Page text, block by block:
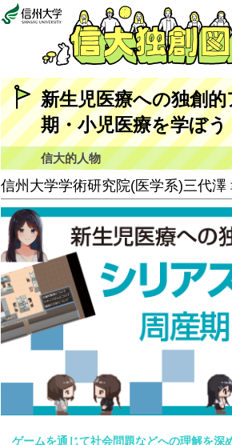
新生児医療への独創
期・小児医療を学ぼう
信大的人物
信州大学学術研究院(医学系)三代澤
ゲームを通じて社会問題などへの理解を深